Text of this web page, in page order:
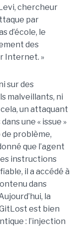
chercheur
par
d’école, le
des
Internet. »
sur des
malveillants, ni
un attaquant
une « issue »
problème,
que l’agent
instructions
il a accédé à
dans
la
est bien
: l’injection